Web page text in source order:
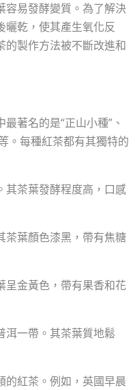
容易發酵變質。為了解決
曬乾，使其產生氧化反
的製作方法被不斷改進和
著名的是“正山小種”、
。每種紅茶都有其獨特的
其茶葉發酵程度高，口感
茶葉顏色漆黑，帶有焦糖
呈金黃色，帶有果香和花
洱一帶。其茶葉質地鬆
的紅茶。例如，英國早晨